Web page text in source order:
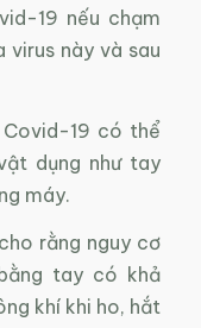
19 nếu chạm
này và sau
19 có thể
dụng như tay
máy.
rằng nguy cơ
tay có khả
khí khi ho, hắt